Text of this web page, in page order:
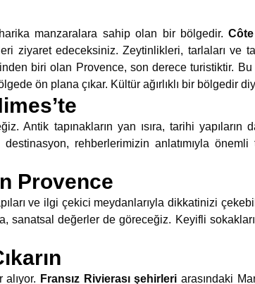
manzaralara sahip olan bir bölgedir.
ziyaret edeceksiniz. Zeytinlikleri, tarlaları ve
biri olan Provence, son derece turistiktir.
ön plana çıkar. Kültür ağırlıklı bir bölgedir
Antik tapınakların yan ısıra, tarihi yapıların
destinasyon, rehberlerimizin anlatımıyla
Provence
ve ilgi çekici meydanlarıyla dikkatinizi
sanatsal değerler de göreceğiz. Keyifli
Fransız Rivierası şehirleri arasındaki